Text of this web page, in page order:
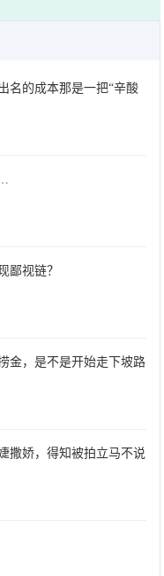
名的成本那是一把“辛酸
鄙视链？
金，是不是开始走下坡路
撒娇，得知被拍立马不说